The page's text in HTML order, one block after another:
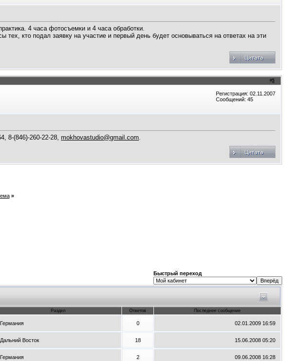
4 часа фотосъемки и 4 часа обработки.
кто подал заявку на участие и первый день будет основываться на ответах на эти
#5
Регистрация: 02.11.2007
Сообщений: 45
8-(846)-260-22-28, mokhovastudio@gmail.com.
»
Быстрый переход
Раздел Ответов Последнее сообщение
Германия 0 02.01.2009 16:59
Дальний Восток 18 15.06.2008 05:20
Германия 2 09.06.2008 16:28